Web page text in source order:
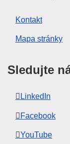
Kontakt
Mapa stránky
Sledujte
LinkedIn
Facebook
YouTube